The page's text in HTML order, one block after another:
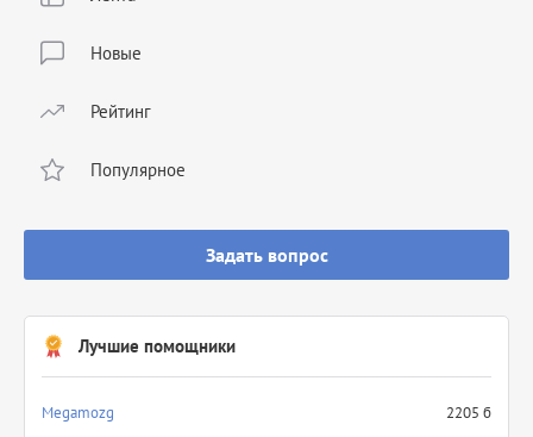
Новые
Рейтинг
Популярное
Задать вопрос
Лучшие помощники
Megamozg
2205 б